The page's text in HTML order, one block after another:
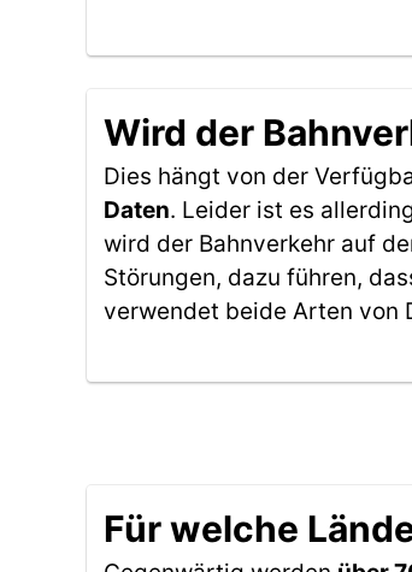
Wird der
Dies hängt von der
Daten. Leider ist es
wird der Bahnverkehr auf
Störungen, dazu führen,
verwendet beide Arten von
Für welche